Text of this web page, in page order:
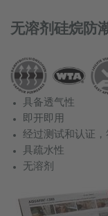
无溶剂硅烷防
具备透气性
即开即用
经过测试和认证，
具疏水性
无溶剂